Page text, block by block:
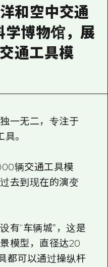
交通信息
册
和空中交通
学博物馆，展
通工具模
一无二，专注于
。
辆交通工具模
去到现在的演变
有“车辆城”，这是
模型，直径达20
都可以通过操纵杆